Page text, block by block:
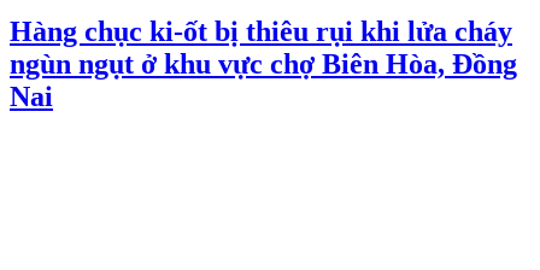
Hàng chục ki-ốt bị thiêu rụi khi lửa cháy
ngùn ngụt ở khu vực chợ Biên Hòa, Đồng
Nai